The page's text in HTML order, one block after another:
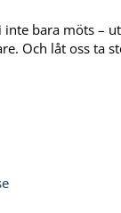
inte bara möts –
Och låt oss ta